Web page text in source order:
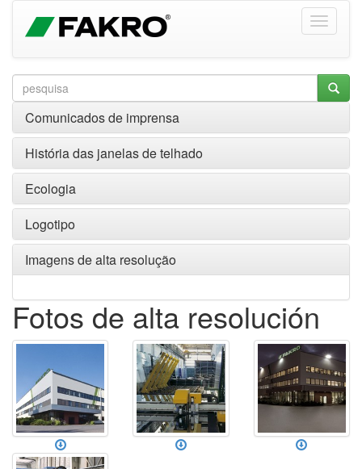
Comunicados de imprensa
História das janelas de telhado
Ecologia
Logotipo
Imagens de alta resolução
Fotos de alta resolución